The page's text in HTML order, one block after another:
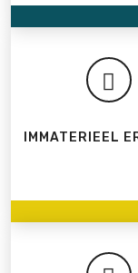
IMMATERIEEL